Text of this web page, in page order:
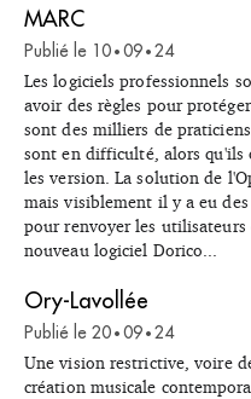
MARC
Publié le 10 • 09 • 24
Les logiciels professionnels
avoir des règles pour
sont des milliers de
sont en difficulté, alors qu'ils
les version. La solution de
mais visiblement il y a eu
pour renvoyer les
nouveau logiciel Dorico...
Ory-Lavollée
Publié le 20 • 09 • 24
Une vision restrictive, voire
création musicale